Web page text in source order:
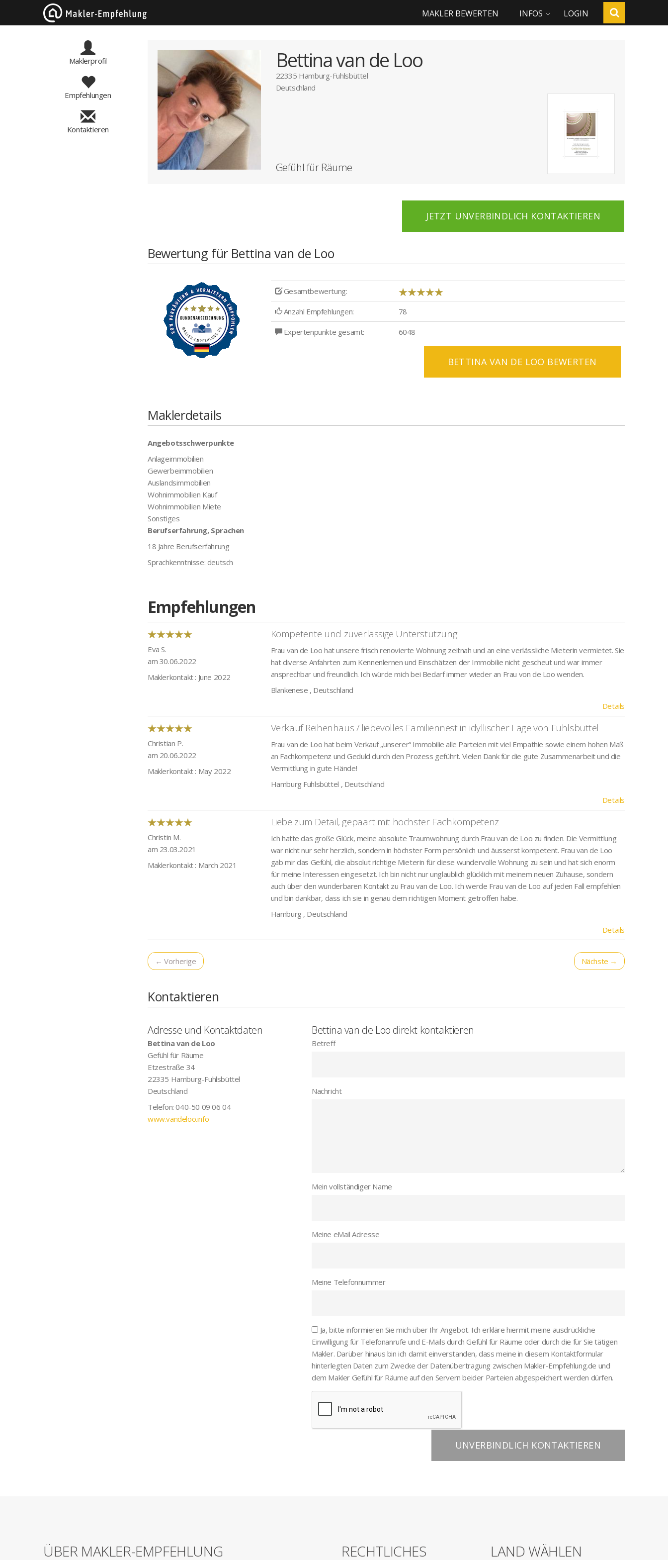
MAKLER BEWERTEN INFOS LOGIN
Maklerprofil
Empfehlungen
Kontaktieren
Bettina van de Loo
22335 Hamburg-Fuhlsbüttel
Deutschland
Gefühl für Räume
JETZT UNVERBINDLICH KONTAKTIEREN
Bewertung für Bettina van de Loo
Gesamtbewertung:
Anzahl Empfehlungen: 78
Expertenpunkte gesamt: 6048
BETTINA VAN DE LOO BEWERTEN
Maklerdetails
Angebotsschwerpunkte
Anlageimmobilien
Gewerbeimmobilien
Auslandsimmobilien
Wohnimmobilien Kauf
Wohnimmobilien Miete
Sonstiges
Berufserfahrung, Sprachen
18 Jahre Berufserfahrung
Sprachkenntnisse: deutsch
Empfehlungen
Eva S.
am 30.06.2022
Maklerkontakt : June 2022
Kompetente und zuverlässige Unterstützung
Frau van de Loo hat unsere frisch renovierte Wohnung zeitnah und an eine verlässliche Mieterin vermietet. Sie
hat diverse Anfahrten zum Kennenlernen und Einschätzen der Immobilie nicht gescheut und war immer
ansprechbar und freundlich. Ich würde mich bei Bedarf immer wieder an Frau von de Loo wenden.
Blankenese , Deutschland
Details
Christian P.
am 20.06.2022
Maklerkontakt : May 2022
Verkauf Reihenhaus / liebevolles Familiennest in idyllischer Lage von Fuhlsbüttel
Frau van de Loo hat beim Verkauf „unserer“ Immobilie alle Parteien mit viel Empathie sowie einem hohen Maß
an Fachkompetenz und Geduld durch den Prozess geführt. Vielen Dank für die gute Zusammenarbeit und die
Vermittlung in gute Hände!
Hamburg Fuhlsbüttel , Deutschland
Details
Christin M.
am 23.03.2021
Maklerkontakt : March 2021
Liebe zum Detail, gepaart mit höchster Fachkompetenz
Ich hatte das große Glück, meine absolute Traumwohnung durch Frau van de Loo zu finden. Die Vermittlung
war nicht nur sehr herzlich, sondern in höchster Form persönlich und äusserst kompetent. Frau van de Loo
gab mir das Gefühl, die absolut richtige Mieterin für diese wundervolle Wohnung zu sein und hat sich enorm
für meine Interessen eingesetzt. Ich bin nicht nur unglaublich glücklich mit meinem neuen Zuhause, sondern
auch über den wunderbaren Kontakt zu Frau van de Loo. Ich werde Frau van de Loo auf jeden Fall empfehlen
und bin dankbar, dass ich sie in genau dem richtigen Moment getroffen habe.
Hamburg , Deutschland
Details
← Vorherige Nächste →
Kontaktieren
Adresse und Kontaktdaten
Bettina van de Loo
Gefühl für Räume
Etzestraße 34
22335 Hamburg-Fuhlsbüttel
Deutschland
Telefon:040-50 09 06 04
www.vandeloo.info
Bettina van de Loo direkt kontaktieren
Betreff
Nachricht
Mein vollständiger Name
Meine eMail Adresse
Meine Telefonnummer
Ja, bitte informieren Sie mich über Ihr Angebot. Ich erkläre hiermit meine ausdrückliche
Einwilligung für Telefonanrufe und E-Mails durch Gefühl für Räume oder durch die für Sie tätigen
Makler. Darüber hinaus bin ich damit einverstanden, dass meine in diesem Kontaktformular
hinterlegten Daten zum Zwecke der Datenübertragung zwischen Makler-Empfehlung.de und
dem Makler Gefühl für Räume auf den Servern beider Parteien abgespeichert werden dürfen.
UNVERBINDLICH KONTAKTIEREN
ÜBER MAKLER-EMPFEHLUNG RECHTLICHES LAND WÄHLEN